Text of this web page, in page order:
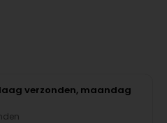
verzonden, maandag